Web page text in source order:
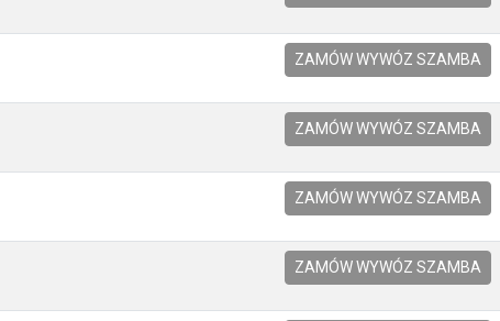
ZAMÓW WYWÓZ SZAMBA
ZAMÓW WYWÓZ SZAMBA
ZAMÓW WYWÓZ SZAMBA
ZAMÓW WYWÓZ SZAMBA